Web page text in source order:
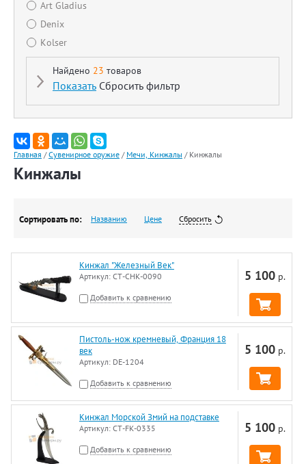
Art Gladius
Denix
Kolser
Найдено 23 товаров
Показать Сбросить фильтр
Главная /Сувенирное оружие / Мечи, Кинжалы / Кинжалы
Кинжалы
Сортировать по: Названию Цене Сбросить
5 100 р.
Кинжал "Железный Век"
Артикул:CT-CHK-0090
Добавить к сравнению
5 100 р.
Пистоль-нож кремневый, Франция 18
век
Артикул:DE-1204
Добавить к сравнению
5 100 р.
Кинжал Морской Змий на подставке
Артикул:CT-FK-0335
Добавить к сравнению